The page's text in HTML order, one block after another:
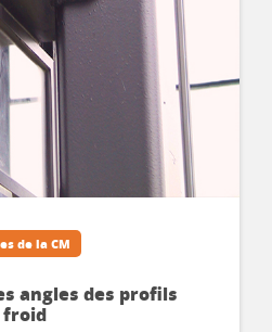
de la CM
angles des profils
froid